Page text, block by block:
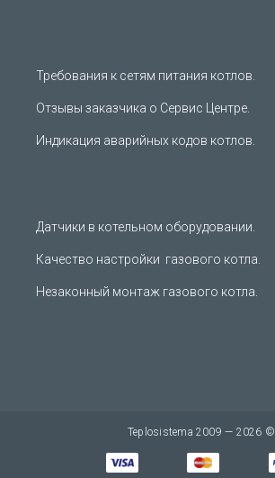
Требования к сетям питания котлов.
Отзывы заказчика о Сервис Центре.
Индикация аварийных кодов котлов.
Датчики в котельном оборудовании.
Качество настройки газового котла.
Незаконный монтаж газового котла.
Teplosistema 2009 — 2026 ©